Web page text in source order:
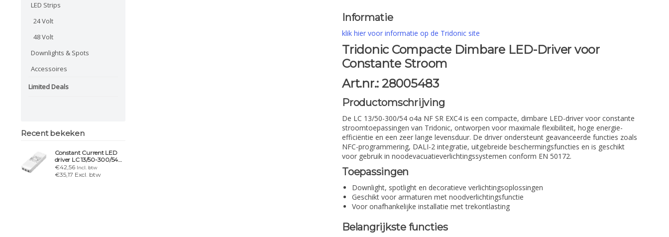
LED Strips
24 Volt
48 Volt
Downlights & Spots
Accessoires
Limited Deals
Recent bekeken
Constant Current LED
driver LC 13/50-300/54
o4a NF SR EXC4
€42,56 Incl. btw
€35,17 Excl. btw
Informatie
klik hier voor informatie op de Tridonic site
Tridonic Compacte Dimbare LED-Driver voor
Constante Stroom
Art.nr.: 28005483
Productomschrijving
De LC 13/50-300/54 o4a NF SR EXC4 is een compacte, dimbare LED-driver voor constante
stroomtoepassingen van Tridonic, ontworpen voor maximale flexibiliteit, hoge energie-
efficiëntie en een zeer lange levensduur. De driver ondersteunt geavanceerde functies zoals
NFC-programmering, DALI-2 integratie, uitgebreide beschermingsfuncties en is geschikt
voor gebruik in noodevacuatieverlichtingssystemen conform EN 50172.
Toepassingen
Downlight, spotlight en decoratieve verlichtingsoplossingen
Geschikt voor armaturen met noodverlichtingsfunctie
Voor onafhankelijke installatie met trekontlasting
Belangrijkste functies